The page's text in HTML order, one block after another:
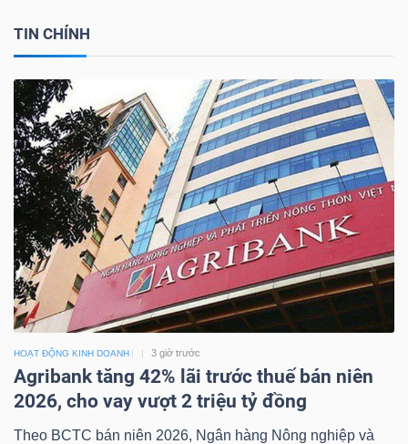
TIN CHÍNH
HOẠT ĐỘNG KINH DOANH 3 giờ trước
Agribank tăng 42% lãi trước thuế bán niên
2026, cho vay vượt 2 triệu tỷ đồng
Theo BCTC bán niên 2026, Ngân hàng Nông nghiệp và